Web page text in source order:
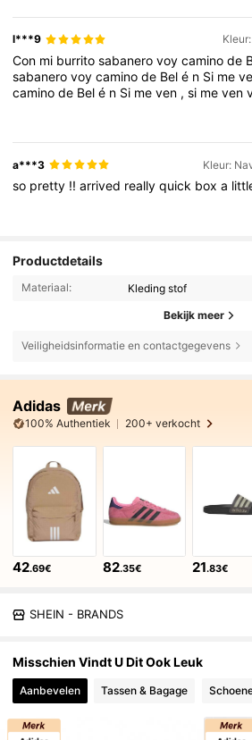
l***9
Con mi burritosabanerovoycaminode
sabanerovoycaminode Belé n Si me
caminode Belé n Si meven ,si meven
Simeven,simevenvoycaminodeBel
cantando ,mi
cantando ,mi burrito trotandoSime
caminode Belén Sime ven,simeven
a***3 Kleur:
so pretty !!arrived reallyquick boxa
Productdetails
Materiaal: Kleding stof
Bekijk meer
Veiligheidsinformatie en contactgegevens
Adidas
100% Authentiek 200+ verkocht
42.69€ 82.35€ 21.83€
SHEIN - BRANDS
Misschien Vindt U Dit Ook Leuk
Aanbevelen Tassen & Bagage